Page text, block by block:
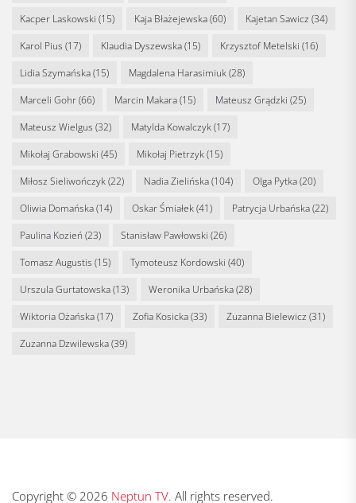
Kacper Laskowski (15) Kaja Błażejewska(60) Kajetan Sawicz (34)
Karol Pius (17) Klaudia Dyszewska(15) Krzysztof Metelski (16)
Lidia Szymańska(15) Magdalena Harasimiuk(28)
Marceli Gohr(66) Marcin Makara(15) Mateusz Grądzki (25)
Mateusz Wielgus (32) Matylda Kowalczyk(17)
Mikołaj Grabowski (45) Mikołaj Pietrzyk(15)
Miłosz Sieliwończyk(22) Nadia Zielińska(104) Olga Pytka(20)
Oliwia Domańska(14) Oskar Śmiałek(41) Patrycja Urbańska(22)
Paulina Kozień (23) Stanisław Pawłowski (26)
Tomasz Augustis (15) Tymoteusz Kordowski (40)
Urszula Gurtatowska(13) Weronika Urbańska(28)
Wiktoria Ożańska(17) Zofia Kosicka(33) Zuzanna Bielewicz (31)
Zuzanna Dzwilewska(39)
Copyright © 2026 Neptun TV. All rights reserved.